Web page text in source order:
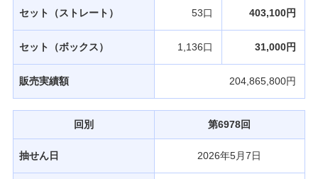
セット（ストレート） 53口 403,100円
セット（ボックス） 1,136口 31,000円
販売実績額 204,865,800円
回別 第6978回
抽せん日 2026年5月7日